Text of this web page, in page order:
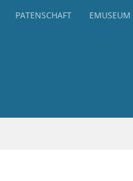
PATENSCHAFT EMUSEUM